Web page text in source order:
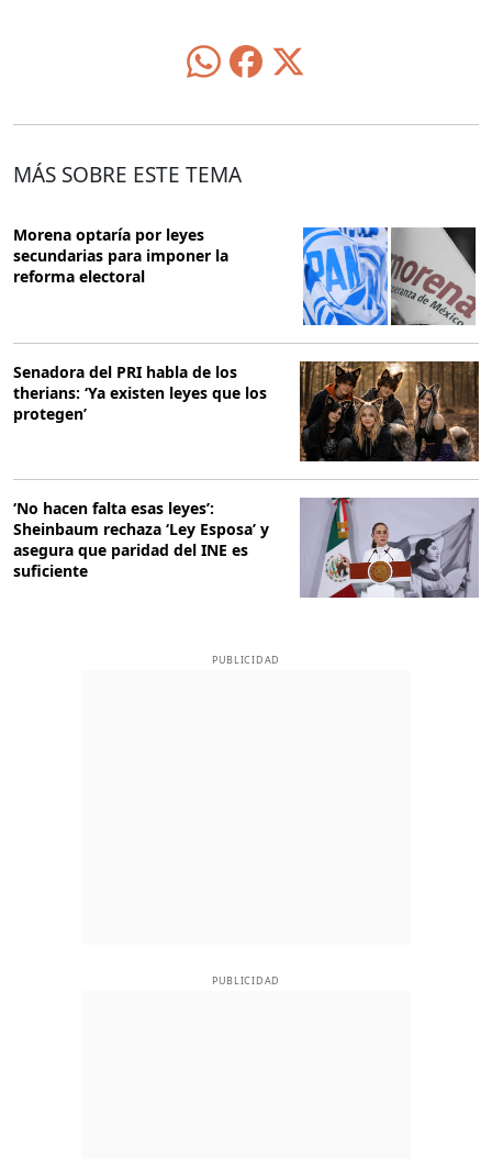
MÁS SOBRE ESTE TEMA
Morena optaría por leyes
secundarias para imponer la
reforma electoral
Senadora del PRI habla de los
therians: ‘Ya existen leyes que los
protegen’
‘No hacen falta esas leyes’:
Sheinbaum rechaza ‘Ley Esposa’ y
asegura que paridad del INE es
suficiente
PUBLICIDAD
PUBLICIDAD